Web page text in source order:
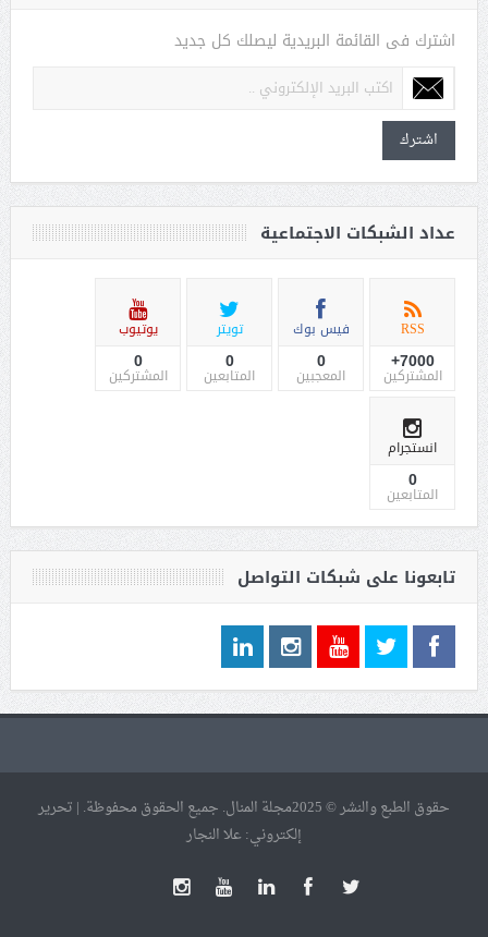
اشترك فى القائمة البريدية ليصلك كل جديد
اشترك
عداد الشبكات الاجتماعية
RSS
7000+
المشتركين
فيس بوك
0
المعجبين
تويتر
0
المتابعين
يوتيوب
0
المشتركين
انستجرام
0
المتابعين
تابعونا على شبكات التواصل
حقوق الطبع والنشر © 2025مجلة المنال. جميع الحقوق محفوظة. | تحرير
إلكتروني: علا النجار